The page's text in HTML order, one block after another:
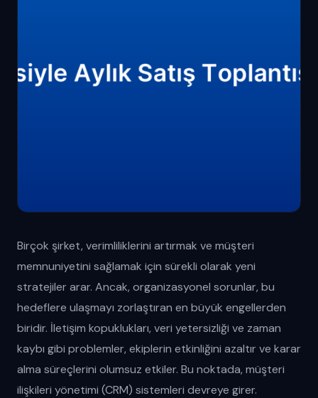
Birçok şirket, verimliliklerini artırmak ve müşteri
memnuniyetini sağlamak için sürekli olarak yeni
stratejiler arar. Ancak, organizasyonel sorunlar, bu
hedeflere ulaşmayı zorlaştıran en büyük engellerden
biridir. İletişim kopuklukları, veri yetersizliği ve zaman
kaybı gibi problemler, ekiplerin etkinliğini azaltır ve karar
alma süreçlerini olumsuz etkiler. Bu noktada, müşteri
ilişkileri yönetimi (CRM) sistemleri devreye girer.